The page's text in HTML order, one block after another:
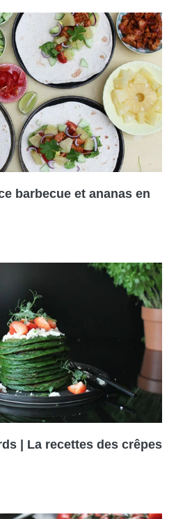
barbecue et ananas en
| La recettes des crêpes